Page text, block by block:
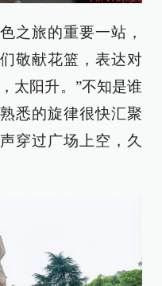
之旅的重要一站，
敬献花篮，表达对
太阳升。”不知是谁
悉的旋律很快汇聚
穿过广场上空，久